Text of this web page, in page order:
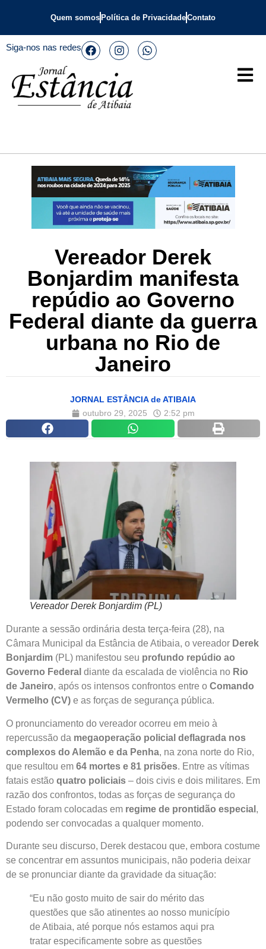
Quem somos Política de PrivacidadeContato
Siga-nos nas redes
Vereador Derek
Bonjardim manifesta
repúdio ao Governo
Federal diante da guerra
urbana no Rio de
Janeiro
JORNAL ESTÂNCIA de ATIBAIA
outubro 29, 2025
2:52 pm
Vereador Derek Bonjardim (PL)
Durante a sessão ordinária desta terça-feira (28), na
Câmara Municipal da Estância de Atibaia, o vereador Derek
Bonjardim (PL) manifestou seu profundo repúdio ao
Governo Federal diante da escalada de violência no Rio
de Janeiro, após os intensos confrontos entre o Comando
Vermelho (CV) e as forças de segurança pública.
O pronunciamento do vereador ocorreu em meio à
repercussão da megaoperação policial deflagrada nos
complexos do Alemão e da Penha, na zona norte do Rio,
que resultou em 64 mortes e 81 prisões. Entre as vítimas
fatais estão quatro policiais – dois civis e dois militares. Em
razão dos confrontos, todas as forças de segurança do
Estado foram colocadas em regime de prontidão especial ,
podendo ser convocadas a qualquer momento.
Durante seu discurso, Derek destacou que, embora costume
se concentrar em assuntos municipais, não poderia deixar
de se pronunciar diante da gravidade da situação:
“Eu não gosto muito de sair do mérito das
questões que são atinentes ao nosso município
de Atibaia, até porque nós estamos aqui pra
tratar especificamente sobre as questões